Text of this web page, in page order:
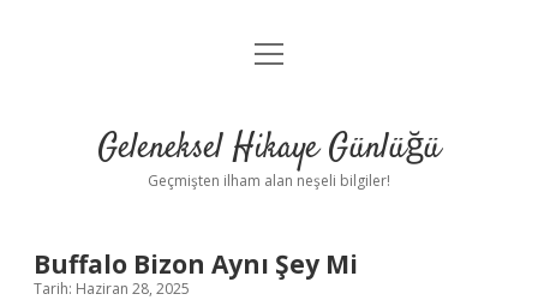
Anasayfa
Yasal Uyarı
menüyü
Geleneksel Hikaye Günlüğü
Geçmişten ilham alan neşeli bilgiler!
Buffalo Bizon Aynı Şey Mi
Tarih: Haziran 28, 2025